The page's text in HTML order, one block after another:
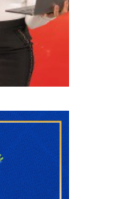
18
de
de punho,
foram pacientes
Em